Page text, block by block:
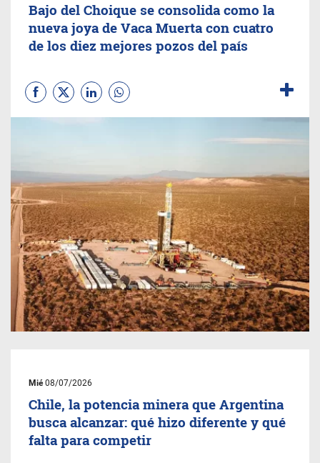
Bajo del Choique se consolida como la
nueva joya de Vaca Muerta con cuatro
de los diez mejores pozos del país
Mié08/07/2026
Chile, la potencia minera que Argentina
busca alcanzar: qué hizo diferente y qué
falta para competir